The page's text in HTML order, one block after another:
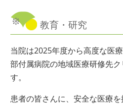
教育・研究
当院は2025年度から高度な医
部付属病院の地域医療研修先
す。
患者の皆さんに、安全な医療